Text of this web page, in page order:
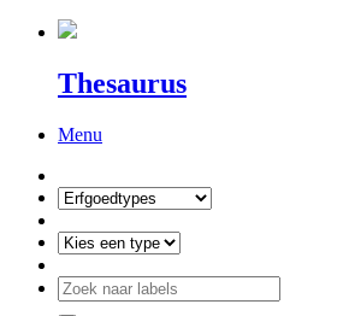
Thesaurus
Menu